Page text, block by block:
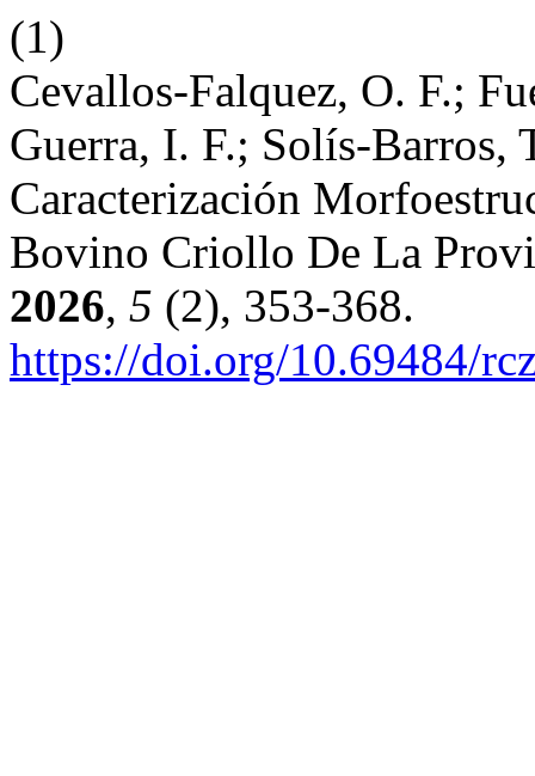
(1)
Cevallos-Falquez, O. F.;
Guerra, I. F.; Solís-Barros,
Caracterización
Bovino Criollo De La
2026, 5 (2), 353-368.
https://doi.org/10.69484/